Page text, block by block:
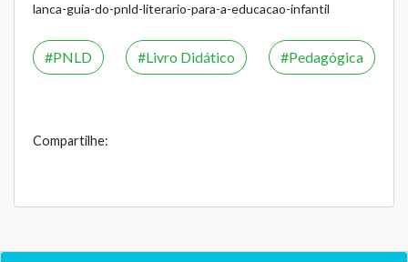
lanca-guia-do-pnld-literario-para-a-educacao-infantil
PNLD Livro Didático Pedagógica
Compartilhe: